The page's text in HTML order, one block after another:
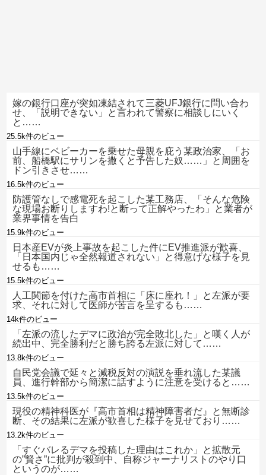
嫁の銀行口座が突如凍結されて三菱UFJ銀行に問い合わ
せ、「説明できない」と言われて警察に相談しにいく
と……
25.5k件のビュー
山手線にベビーカーを乗せた母親を庇う某政治家、「お
前、船橋駅にサリンを撒くと予告した奴……」と周囲を
ドン引きさせ……
16.5k件のビュー
防護管なしで感電死を起こした某工務店、「そんな危険
な現場お断りしますわ!と断って正解やったわ」と業者が
業界事情を告白
15.9k件のビュー
日本産EVが炎上事故を起こした件にEV推進派が歓喜、
「日本国内じゃ全然報道されない」と得意げな様子を見
せるも……
15.5k件のビュー
人工関節を付けた高市首相に「床に座れ！」と左派が要
求、それに対して医師が苦言を呈するも……
14k件のビュー
「左派の流したデマに政治が完全敗北した」と嘆く人が
続出中、完全勝利だと勝ち誇る左派に対して……
13.8k件のビュー
自民党会議で延々と減税反対の演説を垂れ流した某議
員、進行幹部から簡潔に話すように注意を受けると……
13.5k件のビュー
現役の精神科医が『高市首相は精神障害者だ』と無断診
断、その結果に左派が歓喜した様子を見せており……
13.2k件のビュー
「すぐバレるデマを投稿した理由はこれか」と拡散元
の”賢さ”に批判が殺到中、自称ジャーナリストのやり口
というのが……